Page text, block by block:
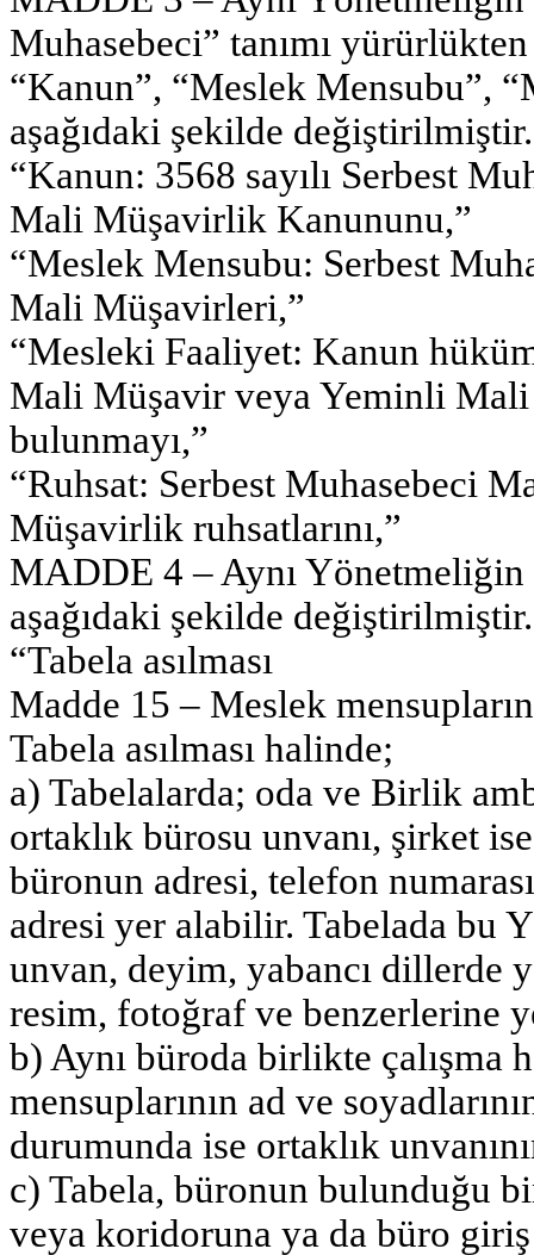
Muhasebeci” tanımı
“Kanun”, “Meslek Mensubu”,
aşağıdaki şekilde değiştirilmiştir.
“Kanun: 3568 sayılı Serbest
Mali Müşavirlik Kanununu,”
“Meslek Mensubu: Serbest
Mali Müşavirleri,”
“Mesleki Faaliyet: Kanun
Mali Müşavir veya Yeminli
bulunmayı,”
“Ruhsat: Serbest Muhasebeci
Müşavirlik ruhsatlarını,”
MADDE 4 – Aynı
aşağıdaki şekilde değiştirilmiştir.
“Tabela asılması
Madde 15 – Meslek
Tabela asılması halinde;
a) Tabelalarda; oda ve Birlik
ortaklık bürosu unvanı, şirket
büronun adresi, telefon
adresi yer alabilir. Tabelada bu
unvan, deyim, yabancı dillerde
resim, fotoğraf ve benzerlerine
b) Aynı büroda birlikte çalışma
mensuplarının ad ve
durumunda ise ortaklık
c) Tabela, büronun bulunduğu
veya koridoruna ya da büro giriş